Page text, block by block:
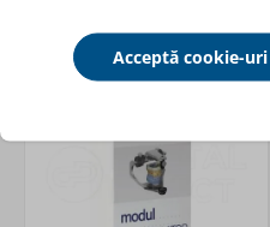
Acceptă cookie-uri